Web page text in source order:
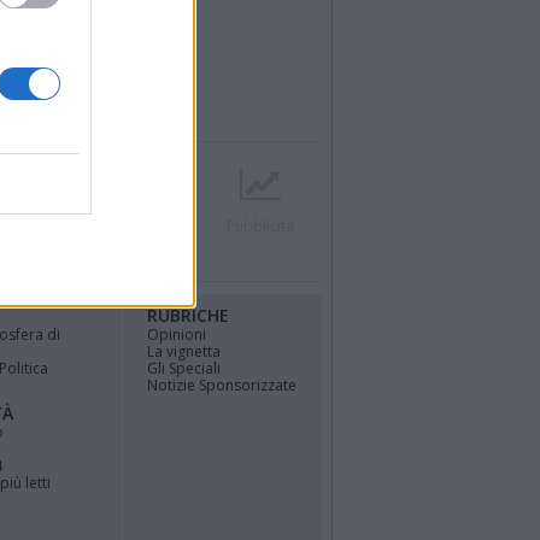
di
letti
RUBRICHE
Opinioni
La vignetta
Gli Speciali
Notizie Sponsorizzate